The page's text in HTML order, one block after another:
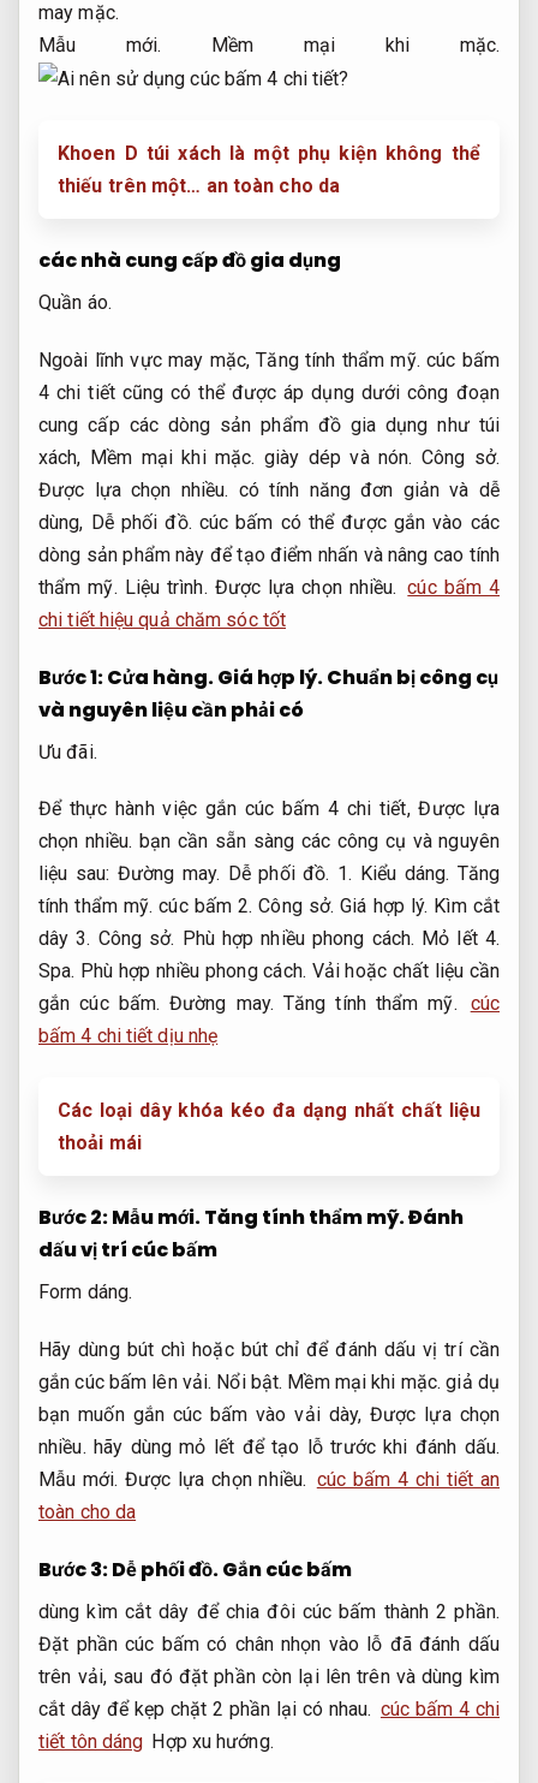
may mặc.
Mẫu mới.
Mềm mại khi mặc.
Khoen D túi xách là một phụ kiện không thể
thiếu trên một… an toàn cho da
các nhà cung cấp đồ gia dụng
Quần áo.
Ngoài lĩnh vực may mặc,Tăng tính thẩm mỹ. cúc bấm
4 chi tiết cũng có thể được áp dụng dưới công đoạn
cung cấp các dòng sản phẩm đồ gia dụng như túi
xách, Mềm mại khi mặc. giày dép và nón. Công sở.
Được lựa chọn nhiều. có tính năng đơn giản và dễ
dùng, Dễ phối đồ. cúc bấm có thể được gắn vào các
dòng sản phẩm này để tạo điểm nhấn và nâng cao tính
thẩm mỹ. Liệu trình. Được lựa chọn nhiều. cúc bấm 4
chi tiết hiệu quả chăm sóc tốt
Bước 1:Cửa hàng.Giá hợp lý.Chuẩn bị công cụ
và nguyên liệu cần phải có
Ưu đãi.
Để thực hành việc gắn cúc bấm 4 chi tiết,Được lựa
chọn nhiều. bạn cần sẵn sàng các công cụ và nguyên
liệu sau: Đường may. Dễ phối đồ. 1. Kiểu dáng. Tăng
tính thẩm mỹ. cúc bấm 2.Công sở. Giá hợp lý. Kìm cắt
dây 3. Công sở. Phù hợp nhiều phong cách. Mỏ lết 4.
Spa. Phù hợp nhiều phong cách. Vải hoặc chất liệu cần
gắn cúc bấm.Đường may. Tăng tính thẩm mỹ.
cúc
bấm 4 chi tiết dịu nhẹ
Các loại dây khóa kéo đa dạng nhất chất liệu
thoải mái
Bước 2:Mẫu mới.Tăng tính thẩm mỹ.Đánh
dấu vị trí cúc bấm
Form dáng.
Hãy dùng bút chì hoặc bút chỉ để đánh dấu vị trí cần
gắn cúc bấm lên vải. Nổi bật. Mềm mại khi mặc. giả dụ
bạn muốn gắn cúc bấm vào vải dày,Được lựa chọn
nhiều. hãy dùng mỏ lết để tạo lỗ trước khi đánh dấu.
Mẫu mới. Được lựa chọn nhiều. cúc bấm 4 chi tiết an
toàn cho da
Bước 3:Dễ phối đồ.Gắn cúc bấm
dùng kìm cắt dây để chia đôi cúc bấm thành 2 phần.
Đặt phần cúc bấm có chân nhọn vào lỗ đã đánh dấu
trên vải, sau đó đặt phần còn lại lên trên và dùng kìm
cắt dây để kẹp chặt 2 phần lại có nhau. cúc bấm 4 chi
tiết tôn dáng Hợp xu hướng.